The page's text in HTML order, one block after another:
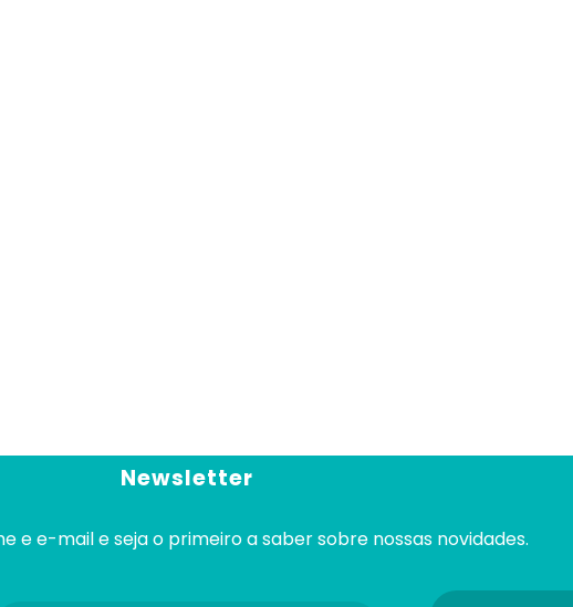
Newsletter
e e-mail e seja o primeiro a saber sobre nossas novidades.